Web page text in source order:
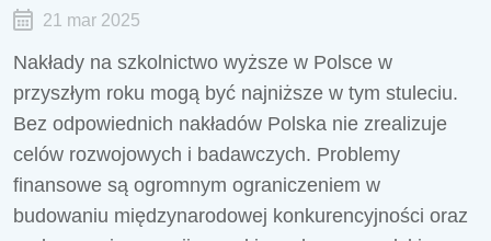
21 mar 2025
Nakłady na szkolnictwo wyższe w Polsce w
przyszłym roku mogą być najniższe w tym stuleciu.
Bez odpowiednich nakładów Polska nie zrealizuje
celów rozwojowych i badawczych. Problemy
finansowe są ogromnym ograniczeniem w
budowaniu międzynarodowej konkurencyjności oraz